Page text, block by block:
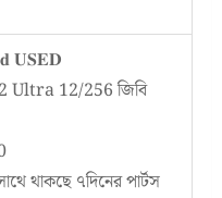
𝐔𝐒𝐄𝐃
Ultra 12/256 জিবি
থাকছে ৭দিনের পার্টস